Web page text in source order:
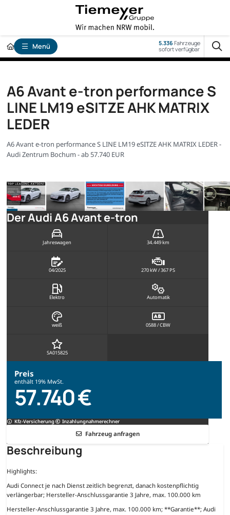
Menü 5.336Fahrzeuge
sofort verfügbar
A6 Avant e-tron performance S
LINE LM19 eSITZE AHK MATRIX
LEDER
A6 Avant e-tron performance S LINE LM19 eSITZE AHK MATRIX LEDER -
Audi Zentrum Bochum - ab 57.740 EUR
Der Audi A6 Avant e-tron
Jahreswagen 34.449 km
04/2025 270 kW / 367 PS
Elektro Automatik
weiß 0588 / CBW
SA015825
Preis
enthält 19% MwSt.
57.740 €
Kfz-Versicherung Inzahlungnahmerechner
Fahrzeug anfragen
Beschreibung
Highlights:
Audi Connect je nach Dienst zeitlich begrenzt, danach kostenpflichtig
verlängerbar; Hersteller-Anschlussgarantie 3 Jahre, max. 100.000 km
Hersteller-Anschlussgarantie 3 Jahre, max. 100.000 km; **Garantie**; Audi